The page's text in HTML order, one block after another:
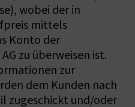
wobei der in
mittels
Konto der
zu überweisen ist.
zur
dem Kunden nach
zugeschickt und/oder